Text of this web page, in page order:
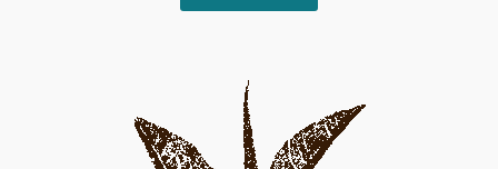
Die
Optionen